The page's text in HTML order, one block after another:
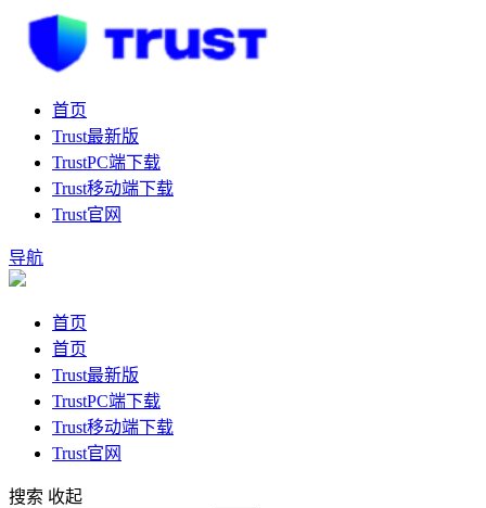
首页
Trust最新版
TrustPC端下载
Trust移动端下载
Trust官网
导航
首页
首页
Trust最新版
TrustPC端下载
Trust移动端下载
Trust官网
搜索 收起